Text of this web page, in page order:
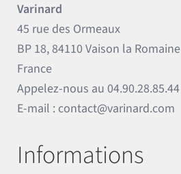
Varinard
45 rue des Ormeaux
BP 18, 84110 Vaison la Romaine
France
Appelez-nous au04.90.28.85.44
E-mail : contact@varinard.com
Informations